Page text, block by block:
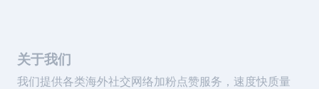
关于我们
我们提供各类海外社交网络加粉点赞服务，速度快质量